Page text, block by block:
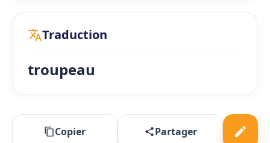
Traduction
troupeau
Copier Partager